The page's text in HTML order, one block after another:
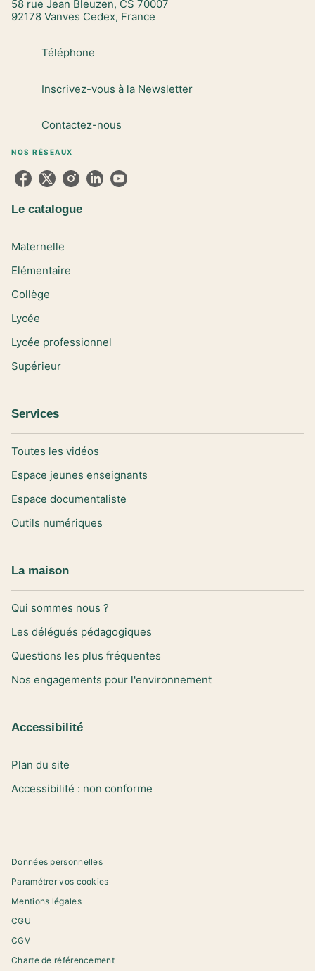
58 rue Jean Bleuzen, CS 70007
92178 Vanves Cedex, France
Téléphone
Inscrivez-vous à la Newsletter
Contactez-nous
NOS RÉSEAUX
Le catalogue
Maternelle
Elémentaire
Collège
Lycée
Lycée professionnel
Supérieur
Services
Toutes les vidéos
Espace jeunes enseignants
Espace documentaliste
Outils numériques
La maison
Qui sommes nous ?
Les délégués pédagogiques
Questions les plus fréquentes
Nos engagements pour l'environnement
Accessibilité
Plan du site
Accessibilité : non conforme
Données personnelles
Paramétrer vos cookies
Mentions légales
CGU
CGV
Charte de référencement